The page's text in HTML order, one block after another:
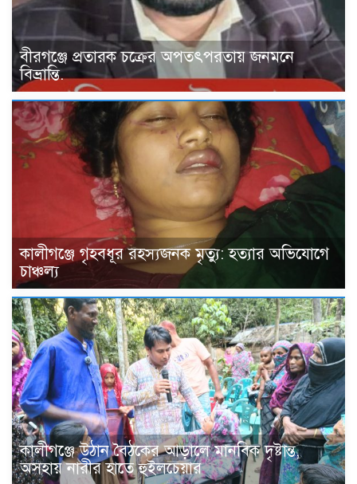
বীরগঞ্জে প্রতারক চক্রের অপতৎপরতায় জনমনে
বিভ্রান্তি.
কালীগঞ্জে গৃহবধূর রহস্যজনক মৃত্যু: হত্যার অভিযোগে
চাঞ্চল্য
কালীগঞ্জে উঠান বৈঠকের আড়ালে মানবিক দৃষ্টান্ত,
অসহায় নারীর হাতে হুইলচেয়ার